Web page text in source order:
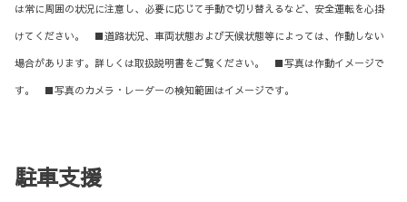
は常に周囲の状況に注意し、必要に応じて手動で切り替えるなど、安全運転を心掛
けてください。 ■道路状況、車両状態および天候状態等によっては、作動しない
場合があります。詳しくは取扱説明書をご覧ください。 ■写真は作動イメージで
す。 ■写真のカメラ・レーダーの検知範囲はイメージです。
駐車支援